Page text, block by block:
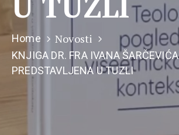
Home Novosti
KNJIGA DR. FRA IVANA ŠARČEVIĆA
PREDSTAVLJENA U TUZLI